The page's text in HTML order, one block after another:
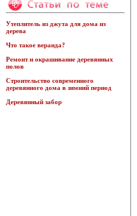
Утеплитель из джута для дома из
дерева
Что такое веранда?
Ремонт и окрашивание деревянных
полов
Строительство современного
деревянного дома в зимний период
Деревянный забор